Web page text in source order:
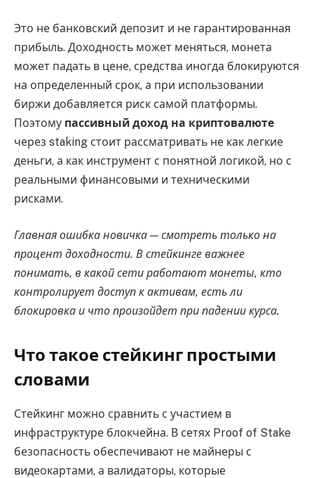
Это не банковский депозит и не гарантированная
прибыль. Доходность может меняться, монета
может падать в цене, средства иногда блокируются
на определенный срок, а при использовании
биржи добавляется риск самой платформы.
Поэтому пассивный доход на криптовалюте
через staking стоит рассматривать не как легкие
деньги, а как инструмент с понятной логикой, но с
реальными финансовыми и техническими
рисками.
Главная ошибка новичка — смотреть только на
процент доходности. В стейкинге важнее
понимать, в какой сети работают монеты, кто
контролирует доступ к активам, есть ли
блокировка и что произойдет при падении курса.
Что такое стейкинг простыми
словами
Стейкинг можно сравнить с участием в
инфраструктуре блокчейна. В сетях Proof of Stake
безопасность обеспечивают не майнеры с
видеокартами, а валидаторы, которые